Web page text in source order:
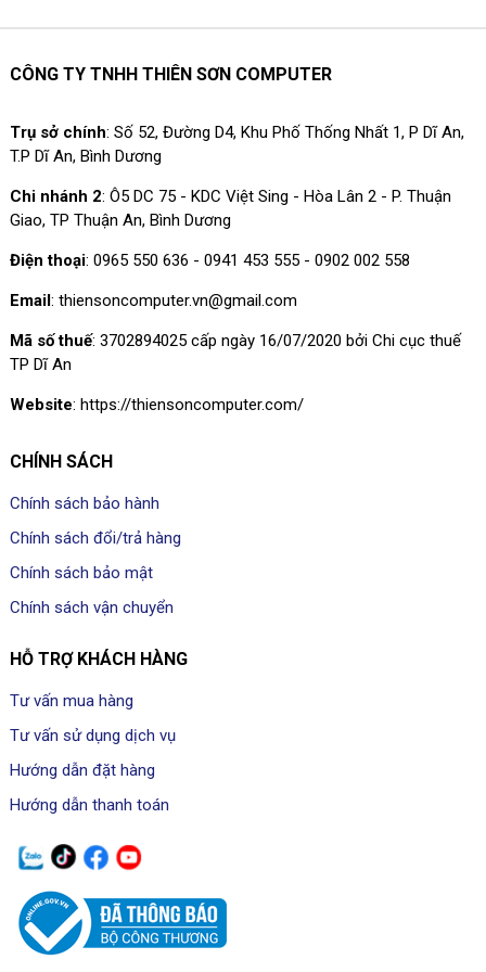
CÔNG TY TNHH THIÊN SƠN COMPUTER
Trụ sở chính: Số 52, Đường D4, Khu Phố Thống Nhất 1, P Dĩ An,
T.P Dĩ An, Bình Dương
Chi nhánh 2: Ô5 DC 75 - KDC Việt Sing - Hòa Lân 2 - P. Thuận
Giao, TP Thuận An, Bình Dương
Điện thoại: 0965 550 636 - 0941 453 555 - 0902 002 558
Email: thiensoncomputer.vn@gmail.com
Mã số thuế: 3702894025 cấp ngày 16/07/2020 bởi Chi cục thuế
TP Dĩ An
Website: https://thiensoncomputer.com/
CHÍNH SÁCH
Chính sách bảo hành
Chính sách đổi/trả hàng
Chính sách bảo mật
Chính sách vận chuyển
HỖ TRỢ KHÁCH HÀNG
Tư vấn mua hàng
Tư vấn sử dụng dịch vụ
Hướng dẫn đặt hàng
Hướng dẫn thanh toán